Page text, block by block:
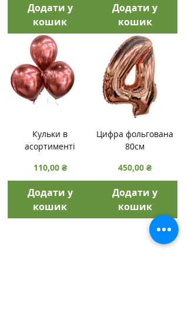
Додати у
кошик
Додати у
кошик
Кульки в
асортименті
Ціна
110,00 ₴
Додати у
кошик
Цифра фольгована
80см
Ціна
450,00 ₴
Додати у
кошик